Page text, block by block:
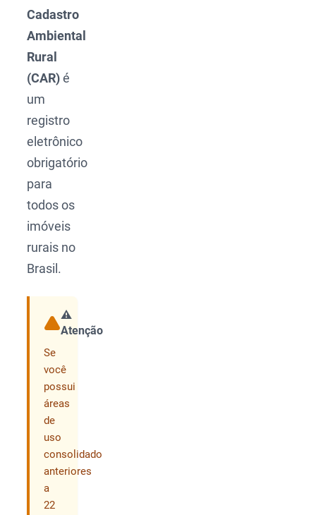
Cadastro
Ambiental
Rural
(CAR)é
um
registro
eletrônico
obrigatório
para
todos os
imóveis
rurais no
Brasil.
⚠️
Atenção
Se
você
possui
áreas
de
uso
consolidado
anteriores
a
22